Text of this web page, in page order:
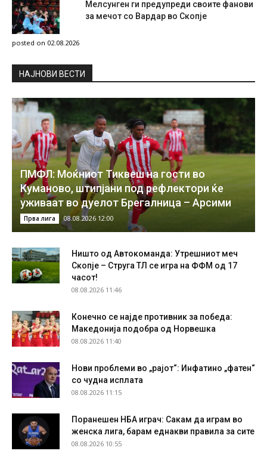
Мелсунген ги предупреди своите фанови
за мечот со Вардар во Скопје
posted on 02.08.2026
НAЈНОВИ ВЕСТИ
ПМФЛ: Моќниот Тиквеш на гости во
Куманово, штипјани под рефлектори ќе
уживаат во дуелот Брегалница – Арсими
Прва лига 08.08.2026 12:00
Ништо од Автокоманда: Утрешниот меч
Скопје – Струга ТЛ се игра на ФФМ од 17
часот!
08.08.2026 11:46
Конечно се најде противник за победа:
Македонија подобра од Норвешка
08.08.2026 11:40
Нови проблеми во „рајот“: Инфатино „фатен“
со чудна исплата
08.08.2026 11:15
Поранешен НБА играч: Сакам да играм во
женска лига, барам еднакви правила за сите
08.08.2026 10:55